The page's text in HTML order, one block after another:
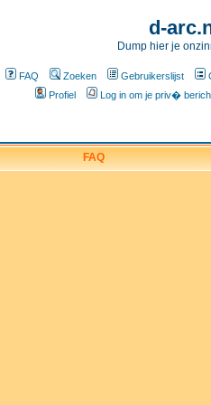
d-
Dump hier je
FAQ Zoeken Gebruikerslijst
Profiel
Log in om je priv�
FAQ